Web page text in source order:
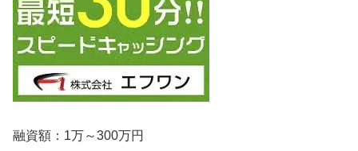
融資額：1万～300万円